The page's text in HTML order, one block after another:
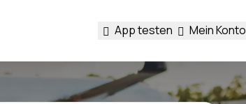
App testen Mein Konto